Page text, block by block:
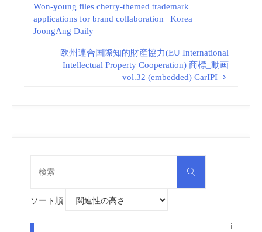
Won-young files cherry-themed trademark
applications for brand collaboration | Korea
JoongAng Daily
欧州連合国際知的財産協力(EU International
Intellectual Property Cooperation) 商標_動画
vol.32 (embedded) CarIPI
検
ソート順